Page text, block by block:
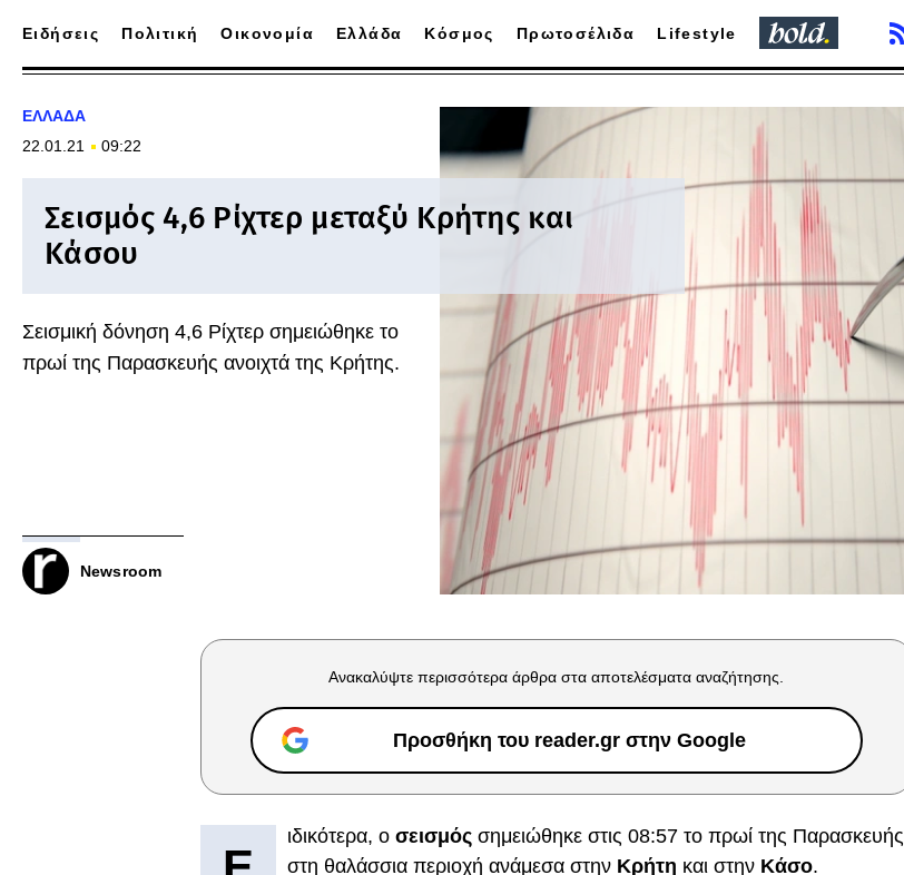
Ειδήσεις Πολιτική Οικονομία Ελλάδα Κόσμος Πρωτοσέλιδα Lifestyle
ΕΛΛΑΔΑ
22.01.21
09:22
Σεισμός 4,6 Ρίχτερ μεταξύ Κρήτης και
Κάσου
Σεισμική δόνηση 4,6 Ρίχτερ σημειώθηκε το
πρωί της Παρασκευής ανοιχτά της Κρήτης.
Newsroom
Ανακαλύψτε περισσότερα άρθρα στα αποτελέσματα αναζήτησης.
Προσθήκη του reader.gr στην Google
ιδικότερα, ο σεισμός σημειώθηκε στις 08:57 το πρωί της Παρασκευής
στη θαλάσσια περιοχή ανάμεσα στην Κρήτη και στην Κάσο.